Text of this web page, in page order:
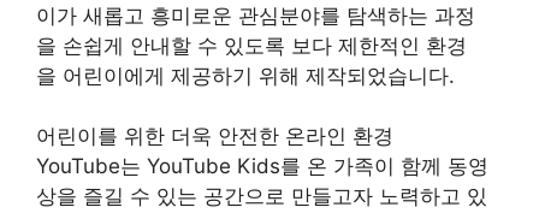
이가 새롭고 흥미로운 관심분야를 탐색하는 과정
을 손쉽게 안내할 수 있도록 보다 제한적인 환경
을 어린이에게 제공하기 위해 제작되었습니다.
어린이를 위한 더욱 안전한 온라인 환경
YouTube는 YouTube Kids를 온 가족이 함께 동영
상을 즐길 수 있는 공간으로 만들고자 노력하고 있